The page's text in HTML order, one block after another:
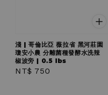
淺 | 哥倫比亞 薇拉省 黑河莊園
瓊安小農 分離菌種發酵水洗辣
椒波旁 | 0.5 lbs
Regular
NT$ 750